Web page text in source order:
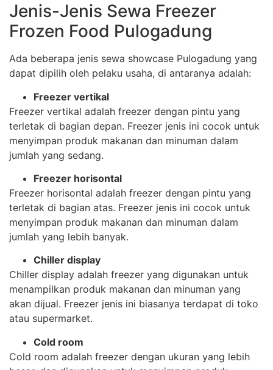
Jenis-Jenis Sewa Freezer
Frozen Food Pulogadung
Ada beberapa jenis sewa showcase Pulogadung yang
dapat dipilih oleh pelaku usaha, di antaranya adalah:
Freezer vertikal
Freezer vertikal adalah freezer dengan pintu yang
terletak di bagian depan. Freezer jenis ini cocok untuk
menyimpan produk makanan dan minuman dalam
jumlah yang sedang.
Freezer horisontal
Freezer horisontal adalah freezer dengan pintu yang
terletak di bagian atas. Freezer jenis ini cocok untuk
menyimpan produk makanan dan minuman dalam
jumlah yang lebih banyak.
Chiller display
Chiller display adalah freezer yang digunakan untuk
menampilkan produk makanan dan minuman yang
akan dijual. Freezer jenis ini biasanya terdapat di toko
atau supermarket.
Cold room
Cold room adalah freezer dengan ukuran yang lebih